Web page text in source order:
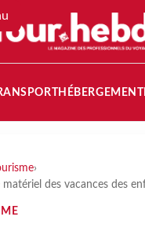
HÉBERGEMENT
›
matériel des vacances des